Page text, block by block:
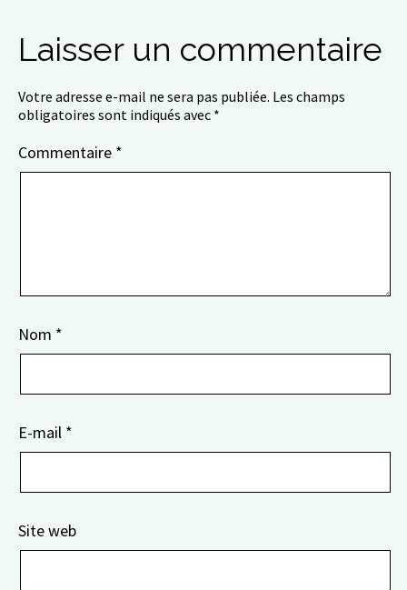
Laisser un commentaire
Votre adresse e-mail ne sera pas publiée. Les champs
obligatoires sont indiqués avec *
Commentaire *
Nom *
E-mail *
Site web